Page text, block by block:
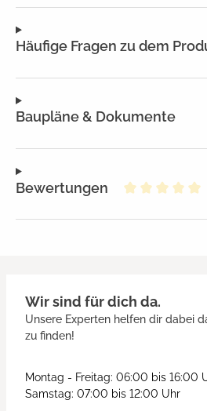
Häufige Fragen zu dem
Baupläne & Dokumente
Bewertungen
Wir sind für dich da.
Unsere Experten helfen dir dabei
zu finden!
Montag - Freitag: 06:00 bis 16:00
Samstag: 07:00 bis 12:00 Uhr